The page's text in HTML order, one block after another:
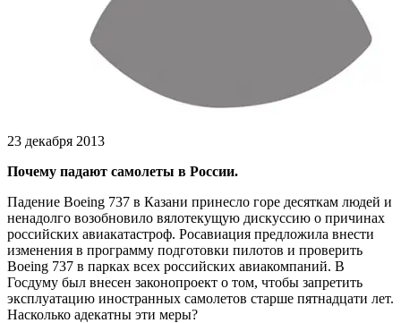
23 декабря 2013
Почему падают самолеты в России.
Падение Boeing 737 в Казани принесло горе десяткам людей и
ненадолго возобновило вялотекущую дискуссию о причинах
российских авиакатастроф. Росавиация предложила внести
изменения в программу подготовки пилотов и проверить
Boeing 737 в парках всех российских авиакомпаний. В
Госдуму был внесен законопроект о том, чтобы запретить
эксплуатацию иностранных самолетов старше пятнадцати лет.
Насколько адекатны эти меры?